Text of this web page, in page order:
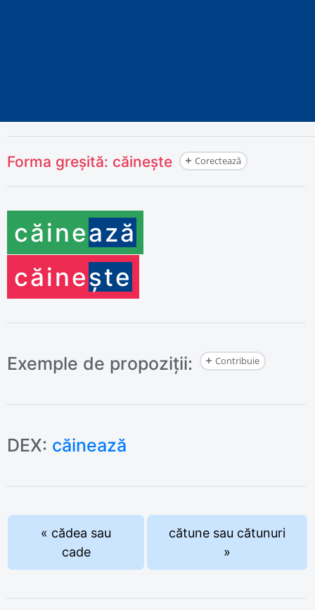
Forma greșită: căinește Corectează
căinează
căinește
Exemple de propoziții: Contribuie
DEX: căinează
« cădea sau
cade
cătune sau cătunuri
»